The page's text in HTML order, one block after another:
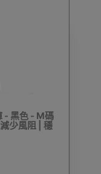
- 黑色 - M碼
少風阻 | 穩